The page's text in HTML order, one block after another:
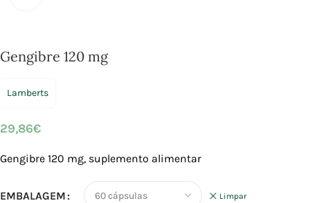
Gengibre 120 mg
Lamberts
29,86€
Gengibre 120 mg, suplemento alimentar
EMBALAGEM Limpar